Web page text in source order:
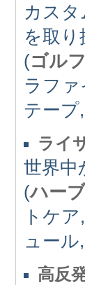
カス
を取
(ゴル
ラフ
テープ
ライ
世界中
(ハーブ
トケ
ュール,
高反